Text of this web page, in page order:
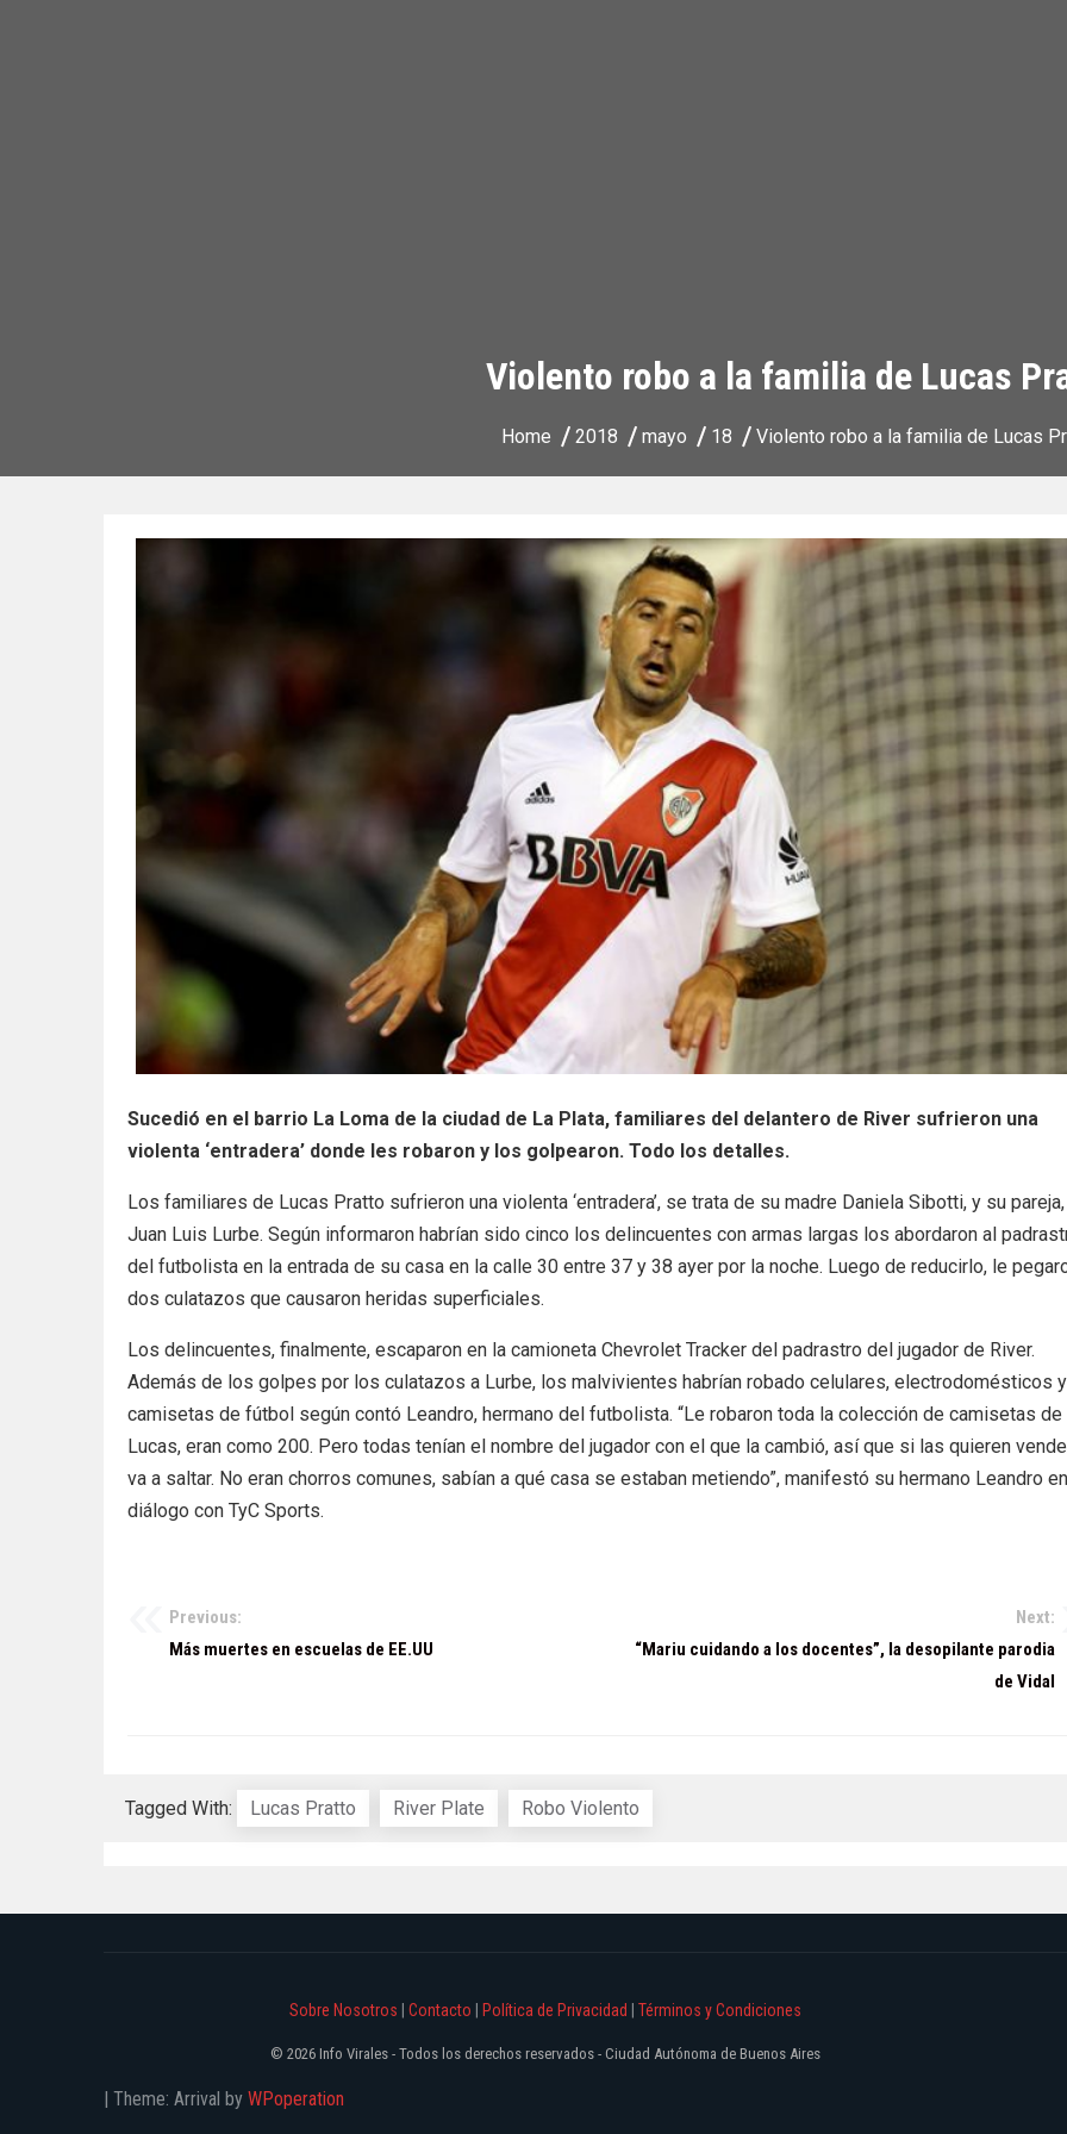
Violento robo a la familia de Lucas
Home 2018 mayo 18 Violento robo a la familia de Lucas
Sucedió en el barrio La Loma de la ciudad de La Plata, familiares del delantero de River sufrieron una
violenta ‘entradera’ donde les robaron y los golpearon. Todo los detalles.
Los familiares de Lucas Pratto sufrieron una violenta ‘entradera’, se trata de su madre Daniela Sibotti, y su pareja,
Juan Luis Lurbe. Según informaron habrían sido cinco los delincuentes con armas largas los abordaron al
del futbolista en la entrada de su casa en la calle 30 entre 37 y 38 ayer por la noche. Luego de reducirlo, le
dos culatazos que causaron heridas superficiales.
Los delincuentes, finalmente, escaparon en la camioneta Chevrolet Tracker del padrastro del jugador de River.
Además de los golpes por los culatazos a Lurbe, los malvivientes habrían robado celulares, electrodomésticos y
camisetas de fútbol según contó Leandro, hermano del futbolista. “Le robaron toda la colección de camisetas de
Lucas, eran como 200. Pero todas tenían el nombre del jugador con el que la cambió, así que si las quieren
va a saltar. No eran chorros comunes, sabían a qué casa se estaban metiendo”, manifestó su hermano Leandro en
diálogo con TyC Sports.
Navegación
Previous:
Más muertes en escuelas de EE.UU
Next:
“Mariu cuidando a los docentes”, la desopilante parodia
de Vidal
Tagged With: Lucas Pratto River Plate Robo Violento
Sobre Nosotros Contacto Política de Privacidad Términos y Condiciones
© 2026 Info Virales - Todos los derechos reservados - Ciudad Autónoma de Buenos Aires
| Theme: Arrival by WPoperation